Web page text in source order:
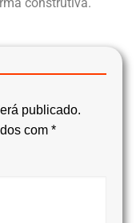
construtiva.
publicado.
com *